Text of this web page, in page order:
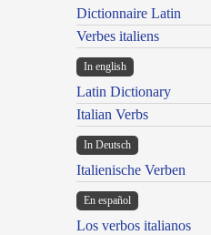
Dictionnaire Latin
Verbes italiens
In english
Latin Dictionary
Italian Verbs
In Deutsch
Italienische Verben
En español
Los verbos italianos